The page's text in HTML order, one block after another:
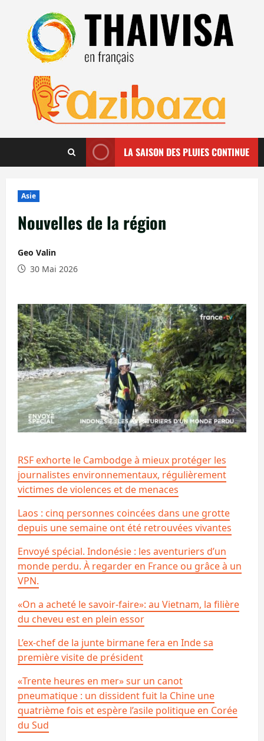
contenu
LA SAISON DES PLUIES CONTINUE
Asie
Nouvelles de la région
Geo Valin
30 Mai 2026
RSF exhorte le Cambodge à mieux protéger les
journalistes environnementaux, régulièrement
victimes de violences et de menaces
Laos : cinq personnes coincées dans une grotte
depuis une semaine ont été retrouvées vivantes
Envoyé spécial. Indonésie : les aventuriers d’un
monde perdu. À regarder en France ou grâce à un
VPN.
«On a acheté le savoir-faire»: au Vietnam, la filière
du cheveu est en plein essor
L’ex-chef de la junte birmane fera en Inde sa
première visite de président
«Trente heures en mer» sur un canot
pneumatique : un dissident fuit la Chine une
quatrième fois et espère l’asile politique en Corée
du Sud